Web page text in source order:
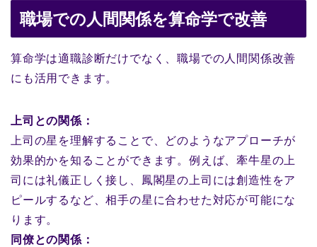
職場での人間関係を算命学で改善
算命学は適職診断だけでなく、職場での人間関係改善
にも活用できます。
上司との関係：
上司の星を理解することで、どのようなアプローチが
効果的かを知ることができます。例えば、牽牛星の上
司には礼儀正しく接し、鳳閣星の上司には創造性をア
ピールするなど、相手の星に合わせた対応が可能にな
ります。
同僚との関係：